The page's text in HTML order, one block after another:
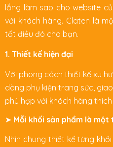
lắng làm sao cho website
với khách hàng. Claten là
tốt điều đó cho bạn.
1. Thiết kế hiện đại
Với phong cách thiết kế xu
dòng phụ kiện trang sức,
phù hợp với khách hàng
➤ Mỗi khối sản phẩm là
Nhìn chung thiết kế từng